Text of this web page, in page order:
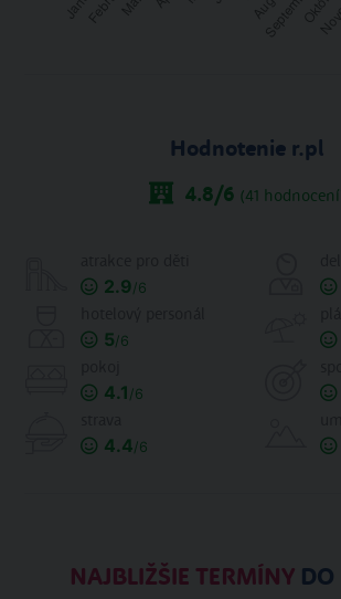
Hodnotenie r.pl
4.8/6 (41
2.9/6
5/6
4.1 /6
4.4/6
NAJBLIŽŠIE TERMÍNYDO